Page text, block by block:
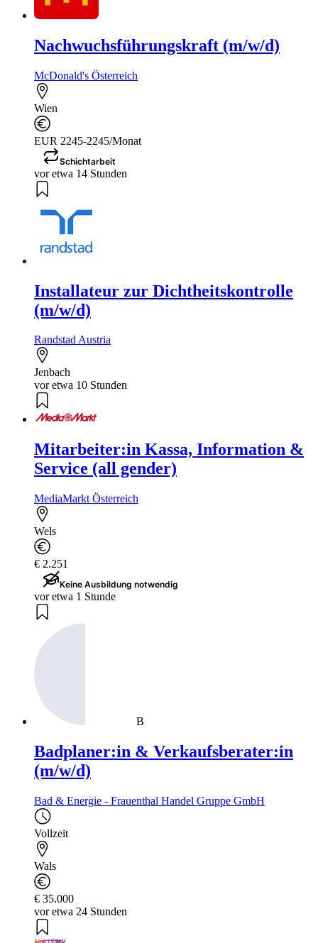
Nachwuchsführungskraft (m/w/d)
McDonald's Österreich
Wien
EUR 2245-2245/Monat
Schichtarbeit
vor etwa 14 Stunden
Installateur zur Dichtheitskontrolle
(m/w/d)
Randstad Austria
Jenbach
vor etwa 10 Stunden
Mitarbeiter:in Kassa, Information &
Service (all gender)
MediaMarkt Österreich
Wels
€ 2.251
Keine Ausbildung notwendig
vor etwa 1 Stunde
B
Badplaner:in & Verkaufsberater:in
(m/w/d)
Bad & Energie - Frauenthal Handel Gruppe GmbH
Vollzeit
Wals
€ 35.000
vor etwa 24 Stunden